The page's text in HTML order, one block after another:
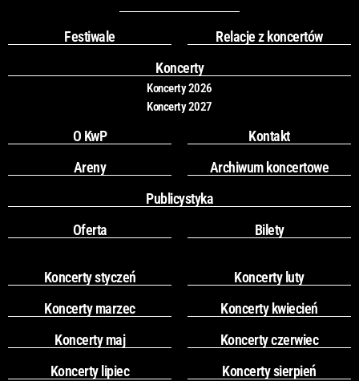
b
o
k
a
r
a
m
Festiwale
Relacje z koncertów
Koncerty
Koncerty 2026
Koncerty 2027
O KwP
Kontakt
Areny
Archiwum koncertowe
Publicystyka
Oferta
Bilety
Koncerty styczeń
Koncerty luty
Koncerty marzec
Koncerty kwiecień
Koncerty maj
Koncerty czerwiec
Koncerty lipiec
Koncerty sierpień